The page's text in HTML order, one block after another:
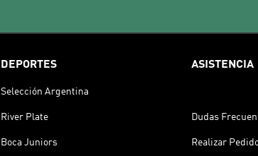
DEPORTES
Selección Argentina
River Plate
Boca Juniors
ASISTENCIA
Dudas
Realizar